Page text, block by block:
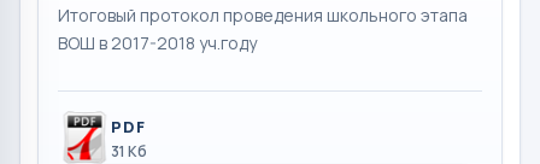
Итоговый протокол проведения школьного этапа
ВОШ в 2017-2018 уч.году
PDF
31 Кб